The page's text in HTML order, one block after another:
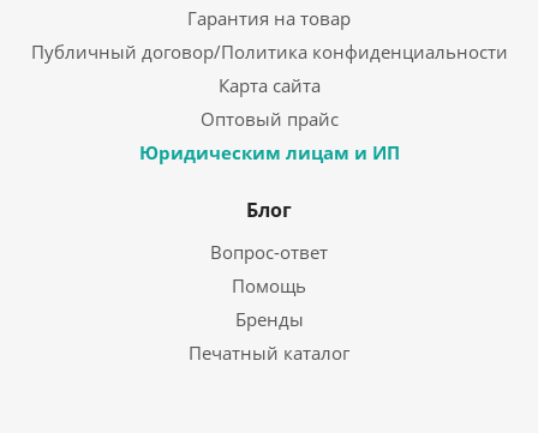
Гарантия на товар
Публичный договор/Политика конфиденциальности
Карта сайта
Оптовый прайс
Юридическим лицам и ИП
Блог
Вопрос-ответ
Помощь
Бренды
Печатный каталог